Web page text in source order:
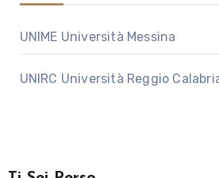
UNIME Università Messina
UNIRC Università Reggio